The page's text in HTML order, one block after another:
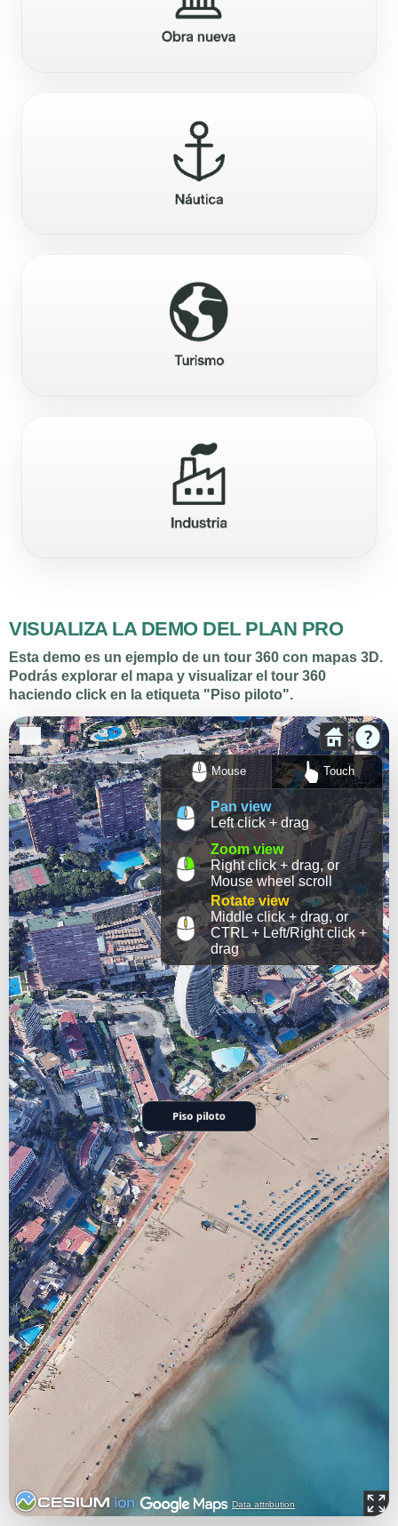
VISUALIZA LA DEMO DEL PLAN PRO
Esta demo es un ejemplo de un tour 360 con mapas 3D.
Podrás explorar el mapa y visualizar el tour 360
haciendo click en la etiqueta "Piso piloto".